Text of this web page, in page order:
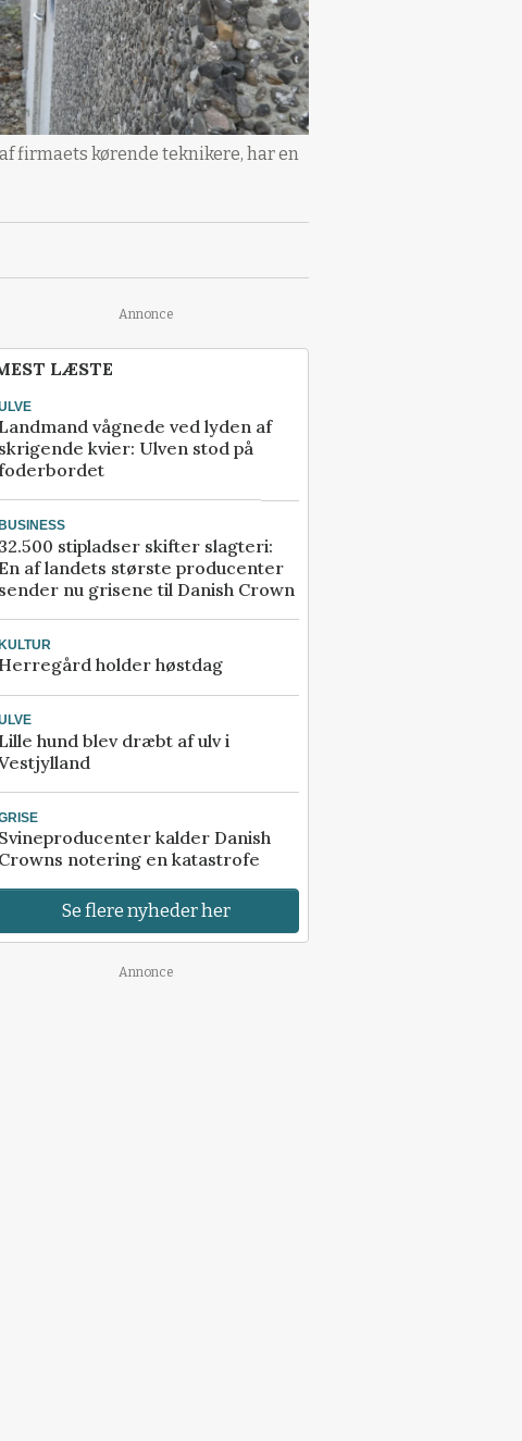
firmaets kørende teknikere, har en
Annonce
LÆSTE
Landmand vågnede ved lyden af
skrigende kvier: Ulven stod på
BUSINESS
32.500 stipladser skifter slagteri:
En af landets største producenter
sender nu grisene til Danish Crown
Herregård holder høstdag
Lille hund blev dræbt af ulv i
Svineproducenter kalder Danish
Crowns notering en katastrofe
Se flere nyheder her
Annonce